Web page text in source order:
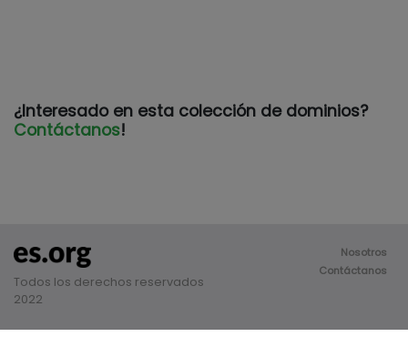
¿Interesado en esta colección de dominios?
Contáctanos!
Todos los derechos reservados
2022
Nosotros
Contáctanos